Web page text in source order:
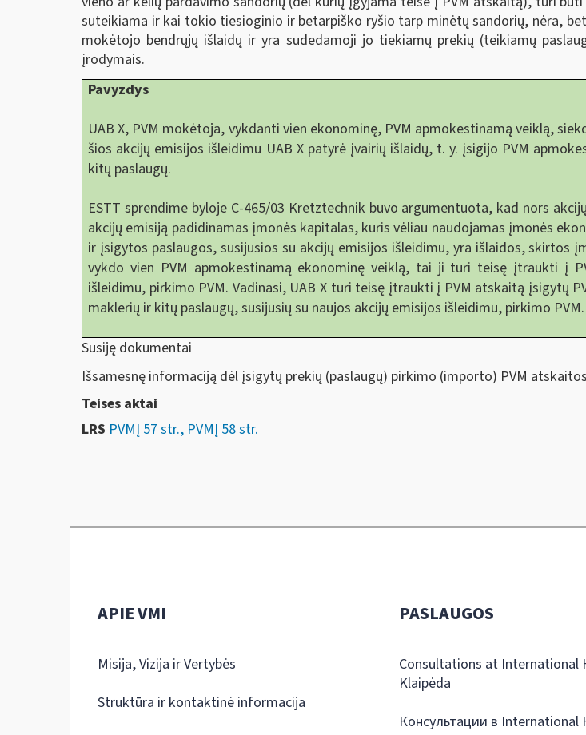
suteikiama ir kai tokio tiesioginio ir betarpiško ryšio tarp minėtų sandorių, nėra,
mokėtojo bendrųjų išlaidų ir yra sudedamoji jo tiekiamų prekių (teikiamų
įrodymais.
Pavyzdys
UAB X, PVM mokėtoja, vykdanti vien ekonominę, PVM apmokestinamą veiklą,
šios akcijų emisijos išleidimu UAB X patyrė įvairių išlaidų, t. y. įsigijo PVM
kitų paslaugų.
ESTT sprendime byloje C-465/03 Kretztechnik buvo argumentuota, kad nors
akcijų emisiją padidinamas įmonės kapitalas, kuris vėliau naudojamas įmonės
ir įsigytos paslaugos, susijusios su akcijų emisijos išleidimu, yra išlaidos,
vykdo vien PVM apmokestinamą ekonominę veiklą, tai ji turi teisę įtraukti į
išleidimu, pirkimo PVM. Vadinasi, UAB X turi teisę įtraukti į PVM atskaitą įsigytų
maklerių ir kitų paslaugų, susijusių su naujos akcijų emisijos išleidimu, pirkimo PVM.
Susiję dokumentai
Išsamesnę informaciją dėl įsigytų prekių (paslaugų) pirkimo (importo) PVM
Teises aktai
LRS PVMĮ 57 str., PVMĮ 58 str.
APIE VMI
Misija, Vizija ir Vertybės
Struktūra ir kontaktinė informacija
PASLAUGOS
Consultations at International
Klaipėda
Консультации в International